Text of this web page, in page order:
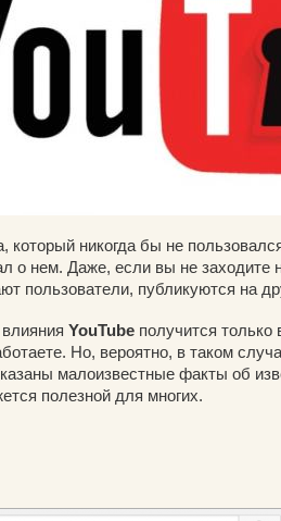
который никогда бы не
о нем. Даже, если вы не заходите
пользователи, публикуются на
YouTube получится
Но, вероятно, в таком
малоизвестные факты об
полезной для многих.